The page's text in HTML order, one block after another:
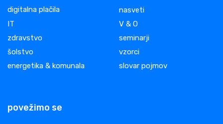
digitalna plačila
IT
zdravstvo
šolstvo
energetika & komunala
nasveti
V & O
seminarji
vzorci
slovar pojmov
povežimo se